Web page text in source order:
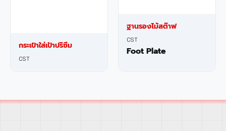
กระเป๋าใส่เป้าปริซึม
CST
ฐานรองไม้สต๊าฟ
CST
Foot Plate